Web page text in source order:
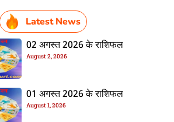
Latest News
02 अगस्त 2026 के राशिफल
August 2, 2026
01 अगस्त 2026 के राशिफल
August 1, 2026